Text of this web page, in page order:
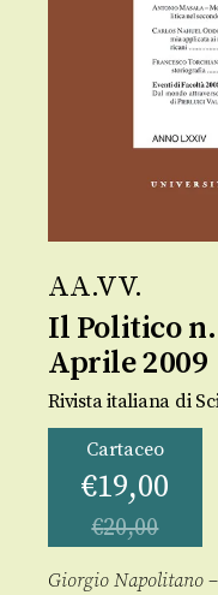
AA.VV.
Il Politico n.
Aprile 2009
Rivista italiana di
Cartaceo
€19,00
€20,00
Giorgio Napolitano